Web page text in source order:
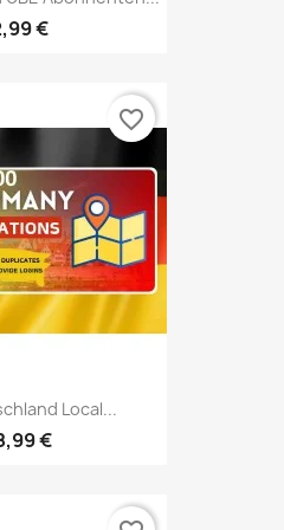
€
Local...
€
favorite_border